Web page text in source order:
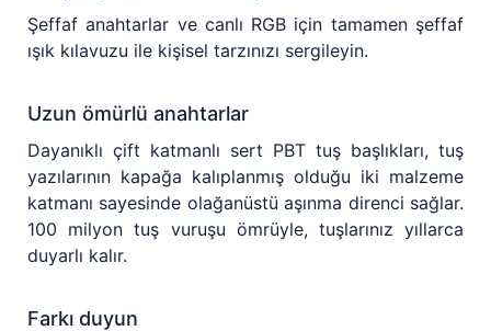
Şeffaf anahtarlar ve canlı RGB için tamamen şeffaf
ışık kılavuzu ile kişisel tarzınızı sergileyin.
Uzun ömürlü anahtarlar
Dayanıklı çift katmanlı sert PBT tuş başlıkları, tuş
yazılarının kapağa kalıplanmış olduğu iki malzeme
katmanı sayesinde olağanüstü aşınma direnci sağlar.
100 milyon tuş vuruşu ömrüyle, tuşlarınız yıllarca
duyarlı kalır.
Farkı duyun